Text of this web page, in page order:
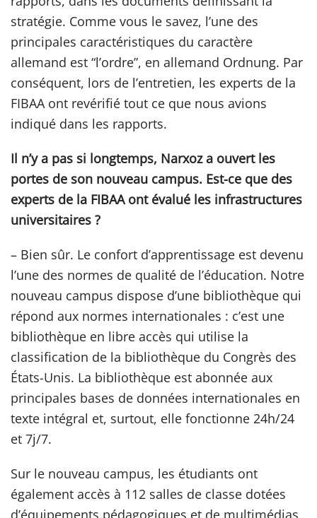
stratégie. Comme vous le savez, l’une des
principales caractéristiques du caractère
allemand est “l’ordre”, en allemand Ordnung. Par
conséquent, lors de l’entretien, les experts de la
FIBAA ont revérifié tout ce que nous avions
indiqué dans les rapports.
Il n’y a pas si longtemps, Narxoz a ouvert les
portes de son nouveau campus. Est-ce que des
experts de la FIBAA ont évalué les infrastructures
universitaires ?
– Bien sûr. Le confort d’apprentissage est devenu
l’une des normes de qualité de l’éducation. Notre
nouveau campus dispose d’une bibliothèque qui
répond aux normes internationales : c’est une
bibliothèque en libre accès qui utilise la
classification de la bibliothèque du Congrès des
États-Unis. La bibliothèque est abonnée aux
principales bases de données internationales en
texte intégral et, surtout, elle fonctionne 24h/24
et 7j/7.
Sur le nouveau campus, les étudiants ont
également accès à 112 salles de classe dotées
d’équipements pédagogiques et de multimédias